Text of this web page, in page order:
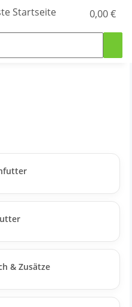
0,00 €
& Zusätze